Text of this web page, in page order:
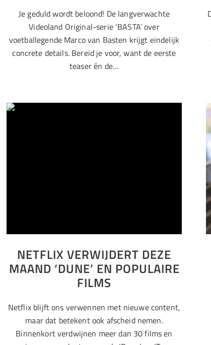
Je geduld wordt beloond! De langverwachte
Videoland Original-serie ‘BASTA’ over
voetballegende Marco van Basten krijgt eindelijk
concrete details. Bereid je voor, want de eerste
teaser én de…
NETFLIX VERWIJDERT DEZE
MAAND ‘DUNE’ EN POPULAIRE
FILMS
Netflix blijft ons verwennen met nieuwe content,
maar dat betekent ook afscheid nemen.
Binnenkort verdwijnen meer dan 30 films en